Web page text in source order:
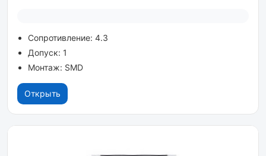
Сопротивление: 4.3
Допуск: 1
Монтаж: SMD
Открыть